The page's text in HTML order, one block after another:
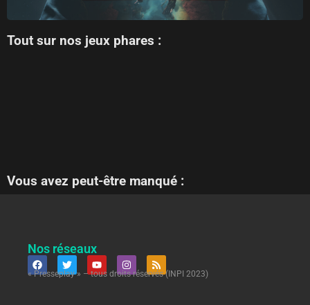
Tout sur nos jeux phares :
Vous avez peut-être manqué :
Nos réseaux
« Presseplay » – tous droits réservés (INPI 2023)